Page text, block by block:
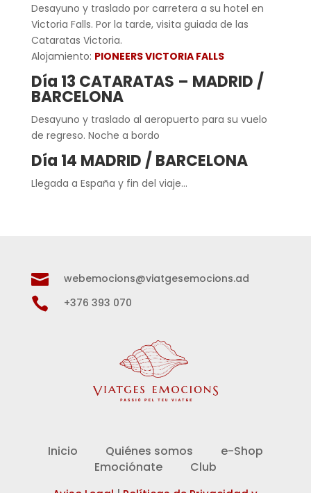
Desayuno y traslado por carretera a su hotel en
Victoria Falls. Por la tarde, visita guiada de las
Cataratas Victoria.
Alojamiento: PIONEERS VICTORIA FALLS
Día 13 CATARATAS – MADRID /
BARCELONA
Desayuno y traslado al aeropuerto para su vuelo
de regreso. Noche a bordo
Día 14 MADRID / BARCELONA
Llegada a España y fin del viaje…
 webemocions@viatgesemocions.ad
 +376 393 070
Inicio Quiénes somos
e-Shop
Emociónate
Club